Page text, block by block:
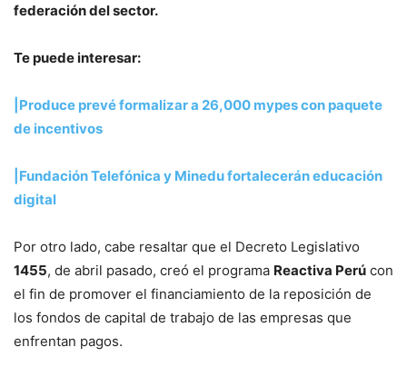
federación del sector.
Te puede interesar:
|Produce prevé formalizar a 26,000 mypes con paquete
de incentivos
|Fundación Telefónica y Minedu fortalecerán educación
digital
Por otro lado, cabe resaltar que el Decreto Legislativo
1455, de abril pasado, creó el programa Reactiva Perú con
el fin de promover el financiamiento de la reposición de
los fondos de capital de trabajo de las empresas que
enfrentan pagos.